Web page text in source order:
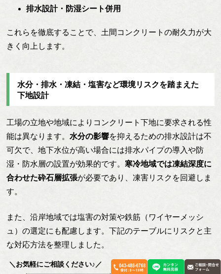
排水設計・防湿シート併用
これらを徹底することで、土間コンクリートの耐久力が大
きく向上します。
水分・排水・凍結・塩害など環境リスクを踏まえた
下地設計
工場の立地や地域によりコンクリート下地に要求される性
能は異なります。水分の影響を抑えるための排水設計は不
可欠で、地下水位が高い場合には排水パイプの導入や防
湿・防水層の設置が効果的です。寒冷地域では凍結深度に
合わせた砕石層拡張が必要であり、凍害リスクを回避しま
す。
また、沿岸地域では塩害の対策や鉄筋（ワイヤーメッシ
ュ）の選定にも配慮します。下記のテーブルにリスクと主
な対応方法を整理しました。
＼お気軽にご相談ください♪／